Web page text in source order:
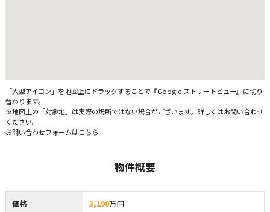
「人型アイコン」を地図上にドラッグすることで『Google ストリートビュー』に切り
替わります。
※地図上の「対象地」は実際の場所ではない場合がございます。詳しくはお問い合わせ
ください。
お問い合わせフォームはこちら
物件概要
価格 3,190万円